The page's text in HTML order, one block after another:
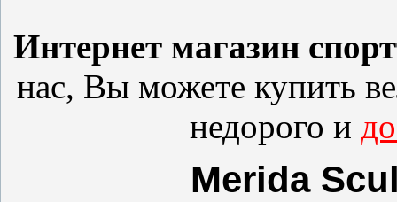
Интернет магазин
нас, Вы можете купить
недорого и
Merida